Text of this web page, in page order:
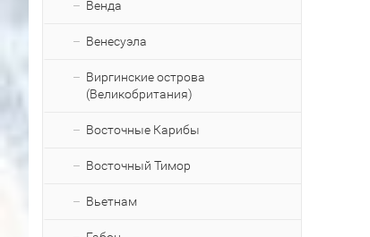
Венда
Венесуэла
Виргинские острова
(Великобритания)
Восточные Карибы
Восточный Тимор
Вьетнам